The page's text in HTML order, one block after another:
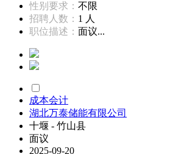
性别要求： 不限
招聘人数： 1 人
职位描述： 面议...
成本会计
湖北万泰储能有限公司
十堰 - 竹山县
面议
2025-09-20